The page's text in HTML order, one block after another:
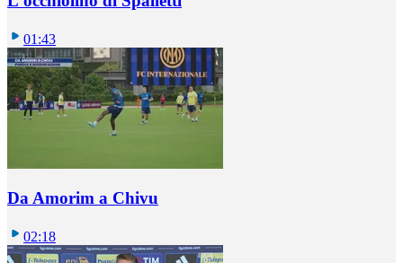
01:43
Da Amorim a Chivu
02:18